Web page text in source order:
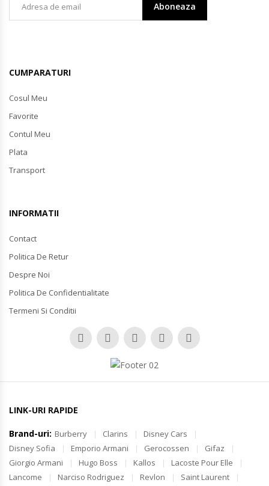
Aboneaza
CUMPARATURI
Cosul Meu
Favorite
Contul Meu
Plata
Transport
INFORMATII
Contact
Politica De Retur
Despre Noi
Politica De Confidentialitate
Termeni Si Conditii
LINK-URI RAPIDE
Brand-uri: Burberry Clarins
Disney Cars
Disney Sofia
Emporio Armani Gerocossen
Gifaz
Giorgio Armani
Hugo Boss Kallos
Lacoste Pour Elle
Lancome
Narciso Rodriguez Revlon
Saint Laurent